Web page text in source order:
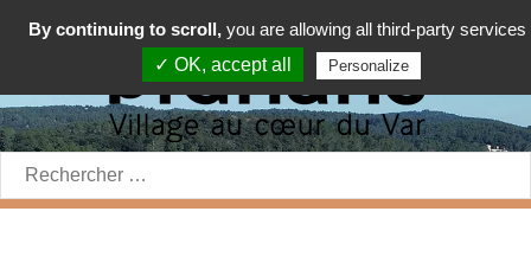
Rechercher:
By continuing to scroll, you are allowing all third-party services
✓ OK, accept all
Personalize